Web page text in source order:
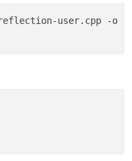
user.cpp -o